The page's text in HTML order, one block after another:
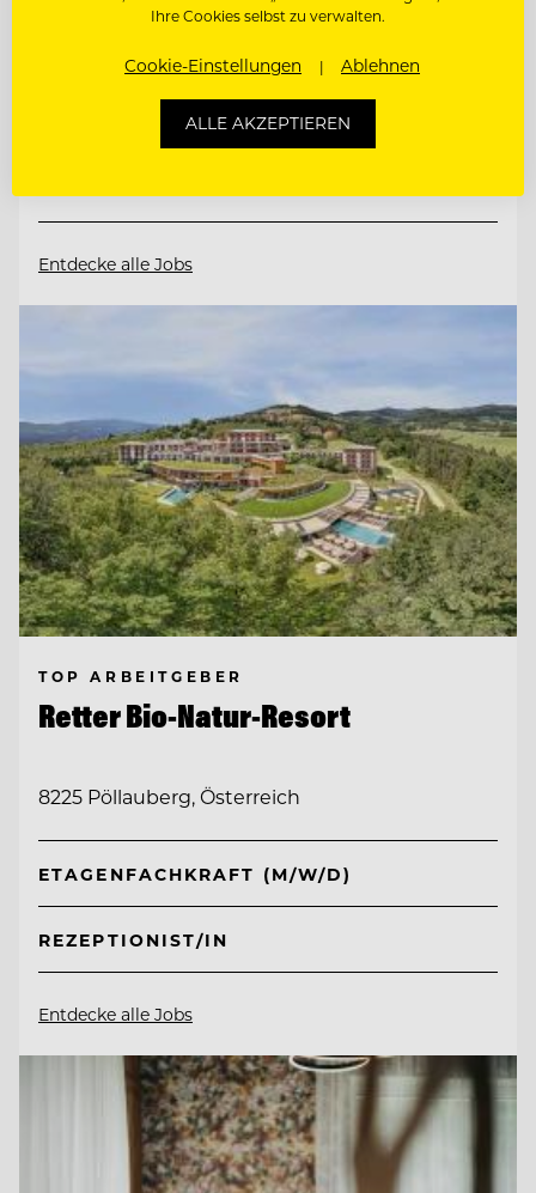
CHEF DE RANG (M/W/D) AM KNAPPENHOF
Entdecke alle Jobs
TOP ARBEITGEBER
Retter Bio-Natur-Resort
8225 Pöllauberg, Österreich
ETAGENFACHKRAFT (M/W/D)
REZEPTIONIST/IN
Entdecke alle Jobs
Ihre Cookies selbst zu verwalten.
Cookie-Einstellungen Ablehnen
ALLE AKZEPTIEREN